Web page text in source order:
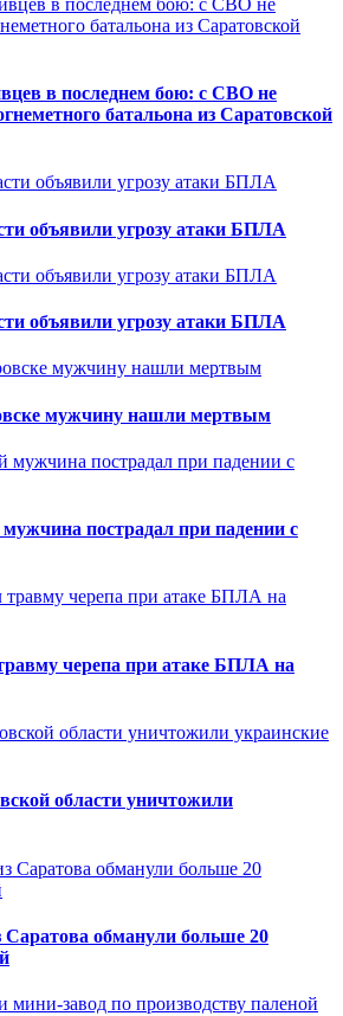
в последнем бою: с СВО не
батальона из Саратовской
объявили угрозу атаки БПЛА
объявили угрозу атаки БПЛА
мужчину нашли мертвым
пострадал при падении с
черепа при атаке БПЛА на
области уничтожили
обманули больше 20